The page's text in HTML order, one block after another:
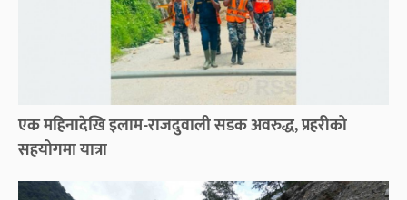
एक महिनादेखि इलाम-राजदुवाली सडक अवरुद्ध, प्रहरीको
सहयोगमा यात्रा